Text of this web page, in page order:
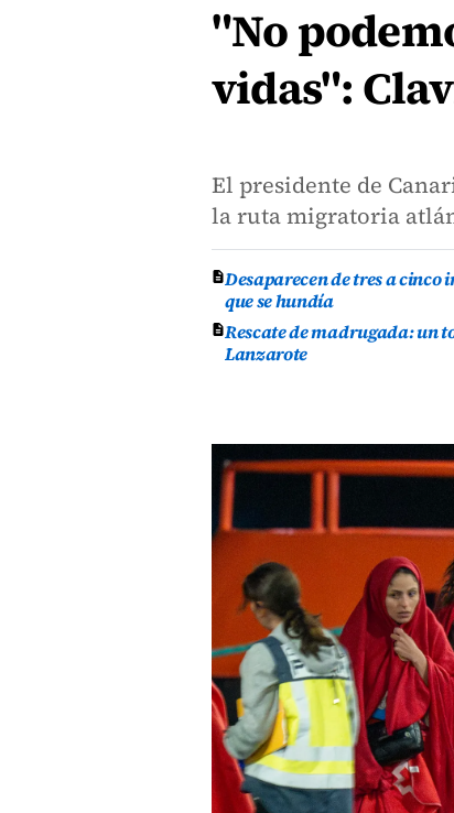
"No
vidas":
El presidente de
la ruta migratoria
Desaparecen de tres a
que se hundía
Rescate de madrugada: un
Lanzarote